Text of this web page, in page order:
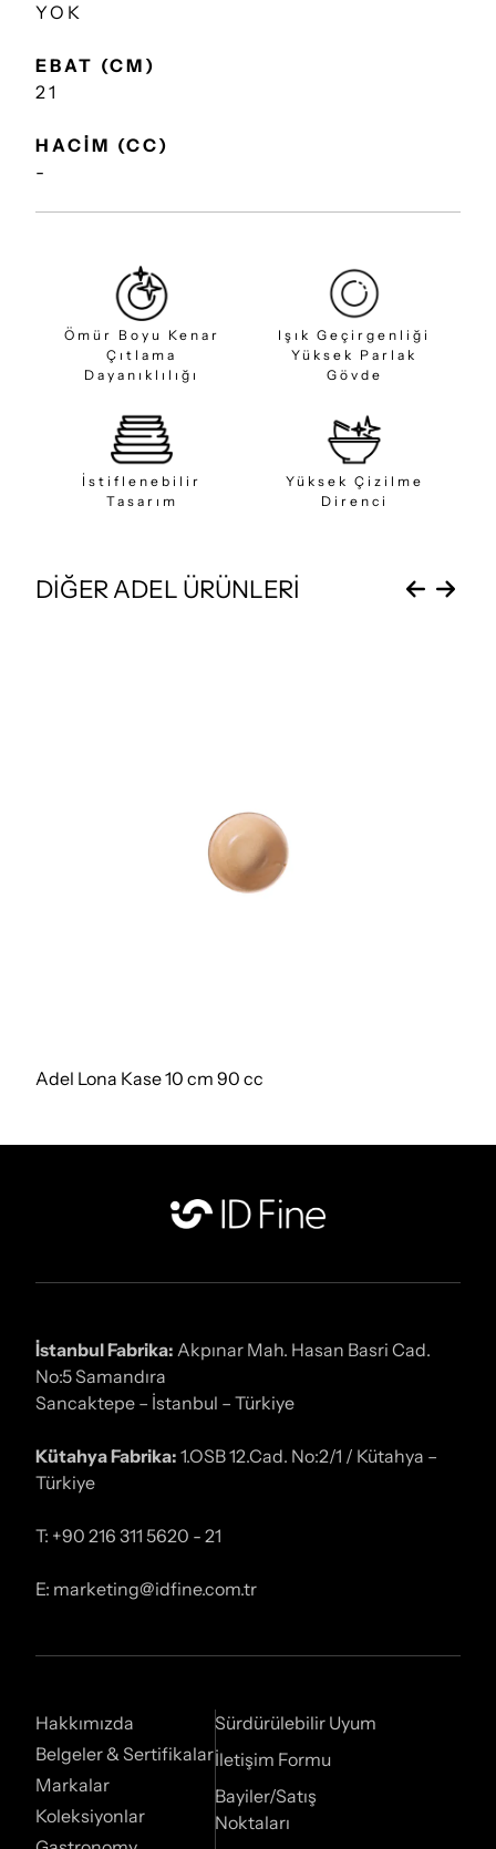
YOK
EBAT (CM)
21
HACİM (CC)
-
Ömür Boyu Kenar
Çıtlama
Dayanıklılığı
Işık Geçirgenliği
Yüksek Parlak
Gövde
İstiflenebilir
Tasarım
Yüksek Çizilme
Direnci
DİĞER ADEL ÜRÜNLERİ
Adel Lona Kase 10 cm 90 cc
İstanbul Fabrika: Akpınar Mah. Hasan Basri Cad.
No:5 Samandıra
Sancaktepe – İstanbul – Türkiye
Kütahya Fabrika: 1.OSB 12.Cad. No:2/1 / Kütahya –
Türkiye
T: +90 216 311 5620 - 21
E: marketing@idfine.com.tr
Hakkımızda
Belgeler & Sertifikalar
Markalar
Koleksiyonlar
Sürdürülebilir Uyum
İletişim Formu
Bayiler/Satış
Noktaları